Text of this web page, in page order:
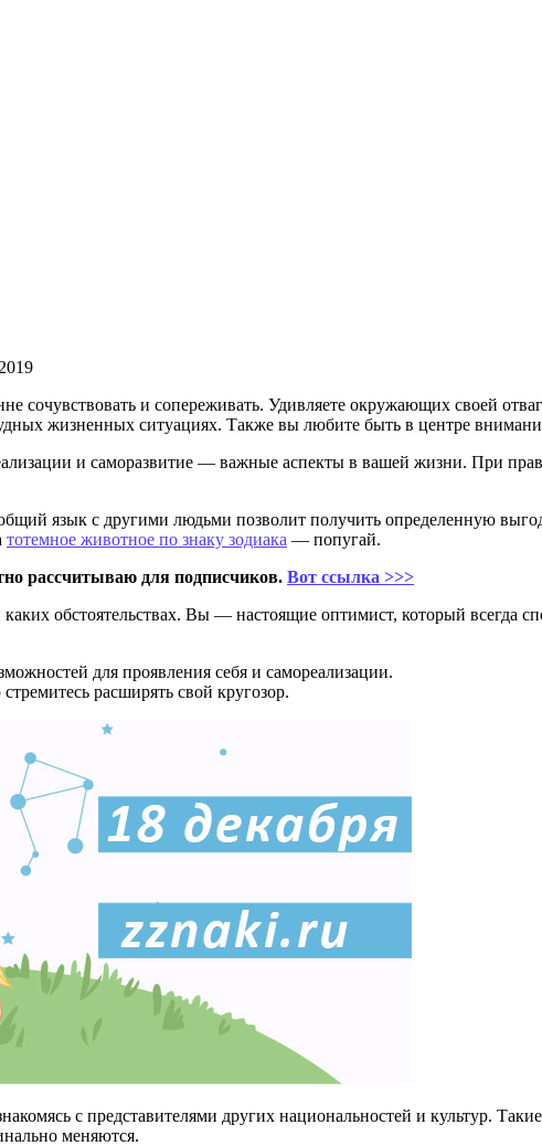
сочувствовать и сопереживать. Удивляете окружающих своей
жизненных ситуациях. Также вы любите быть в центре
и саморазвитие — важные аспекты в вашей жизни. При
язык с другими людьми позволит получить определенную
тотемное животное по знаку зодиака — попугай.
рассчитываю для подписчиков. Вот ссылка >>>
обстоятельствах. Вы — настоящие оптимист, который всегда
для проявления себя и самореализации.
расширять свой кругозор.
с представителями других национальностей и культур.
меняются.